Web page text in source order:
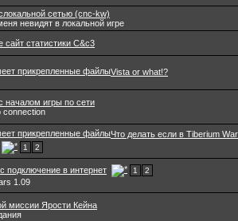
сетью (cnc-kw)
невидят в локальной игре
сайт статистики C&c3
Vista or what!?
началом игры по сети
connection
Что делать если в Tiberium
1 2
подключение в интернет 1 2
1.09
миссии Ярости Кейна